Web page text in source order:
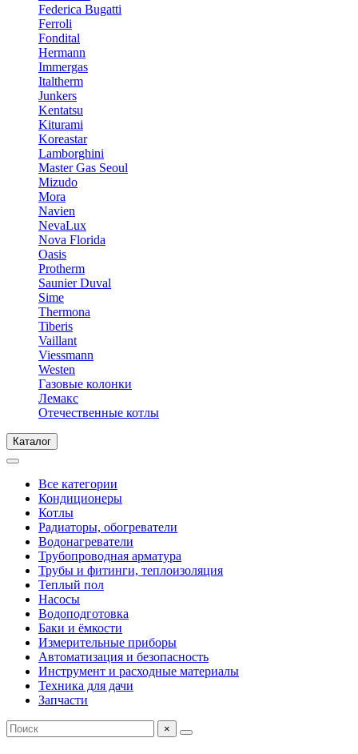
Federica Bugatti
Ferroli
Fondital
Hermann
Immergas
Italtherm
Junkers
Kentatsu
Kiturami
Koreastar
Lamborghini
Master Gas Seoul
Mizudo
Mora
Navien
NevaLux
Nova Florida
Oasis
Protherm
Saunier Duval
Sime
Thermona
Tiberis
Vaillant
Viessmann
Westen
Газовые колонки
Лемакс
Отечественные котлы
Каталог
Все категории
Кондиционеры
Котлы
Радиаторы, обогреватели
Водонагреватели
Трубопроводная арматура
Трубы и фитинги, теплоизоляция
Теплый пол
Насосы
Водоподготовка
Баки и ёмкости
Измерительные приборы
Автоматизация и безопасность
Инструмент и расходные материалы
Техника для дачи
Запчасти
×